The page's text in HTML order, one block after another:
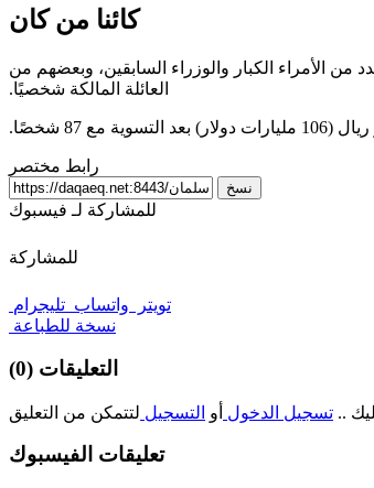
كائنا من كان
عدد من الأمراء الكبار والوزراء السابقين، وبعضهم من
‏العائلة المالكة شخصيًا.‏
رابط مختصر
نسخ
للمشاركة لـ فيسبوك
للمشاركة
تويتر واتساب تليجرام
نسخة للطباعة
التعليقات (0)
.. تسجيل الدخول أو التسجيل
تعليقات الفيسبوك